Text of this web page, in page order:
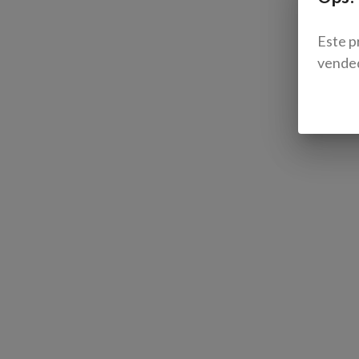
Este